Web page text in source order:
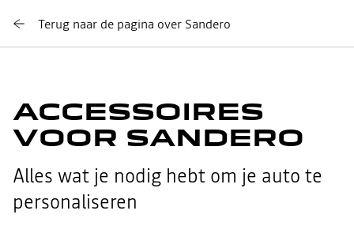
Terug naar de pagina over Sandero
ACCESSOIRES
VOOR SANDERO
Alles wat je nodig hebt om je auto te
personaliseren